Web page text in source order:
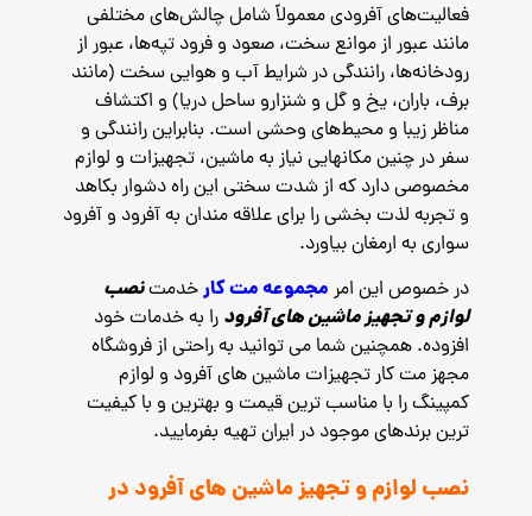
فعالیت‌های آفرودی معمولاً شامل چالش‌های مختلفی
مانند عبور از موانع سخت، صعود و فرود تپه‌ها، عبور از
رودخانه‌ها، رانندگی در شرایط آب و هوایی سخت (مانند
برف، باران، یخ و گل و شنزارو ساحل دریا) و اکتشاف
مناظر زیبا و محیط‌های وحشی است. بنابراین رانندگی و
سفر در چنین مکانهایی نیاز به ماشین، تجهیزات و لوازم
مخصوصی دارد که از شدت سختی این راه دشوار بکاهد
و تجربه لذت بخشی را برای علاقه مندان به آفرود و آفرود
سواری به ارمغان بیاورد.
در خصوص این امر مجموعه مت کارخدمتنصب
لوازم و تجهیز ماشین های آفرود را به خدمات خود
افزوده. همچنین شما می توانید به راحتی از فروشگاه
مجهز مت کارتجهیزات ماشین های آفرود و لوازم
کمپینگ را با مناسب ترین قیمت و بهترین و با کیفیت
ترین برندهای موجود در ایران تهیه بفرمایید.
نصب لوازم و تجهیز ماشین های آفرود در